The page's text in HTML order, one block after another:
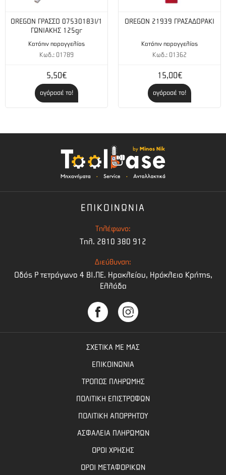
OREGON ΓΡΑΣΣΟ 07530183I/1
ΓΩΝΙΑΚΗΣ 125gr
Κατόπιν παραγγελίας
Κωδ.: 01789
5,50€
αγόρασέ το!
OREGON 21939 ΓΡΑΣΑΔΟΡΑΚΙ
Κατόπιν παραγγελίας
Κωδ.: 01362
15,00€
αγόρασέ το!
ΕΠΙΚΟΙΝΩΝΙΑ
Τηλέφωνο:
Τηλ. 2810 380 912
Διεύθυνση:
Οδός Ρ τετράγωνο 4 BI.ΠΕ. Ηρακλείου, Ηράκλειο Κρήτης,
Ελλάδα
ΣΧΕΤΙΚΑ ΜΕ ΜΑΣ
ΕΠΙΚΟΙΝΩΝΙΑ
ΤΡΟΠΟΣ ΠΛΗΡΩΜΗΣ
ΠΟΛΙΤΙΚΗ ΕΠΙΣΤΡΟΦΩΝ
ΠΟΛΙΤΙΚΗ ΑΠΟΡΡΗΤΟΥ
ΑΣΦΑΛΕΙΑ ΠΛΗΡΩΜΩΝ
ΟΡΟΙ ΧΡΗΣΗΣ
ΟΡΟΙ ΜΕΤΑΦΟΡΙΚΩΝ